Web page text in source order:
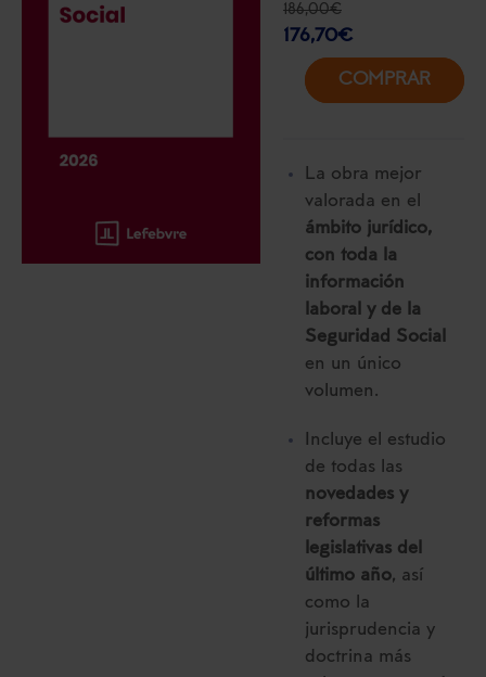
186,00€
176,70€
COMPRAR
La obra mejor
valorada en el
ámbito jurídico,
con toda la
información
laboral y de la
Seguridad Social
en un único
volumen.
Incluye el estudio
de todas las
novedades y
reformas
legislativas del
último año, así
como la
jurisprudencia y
doctrina más